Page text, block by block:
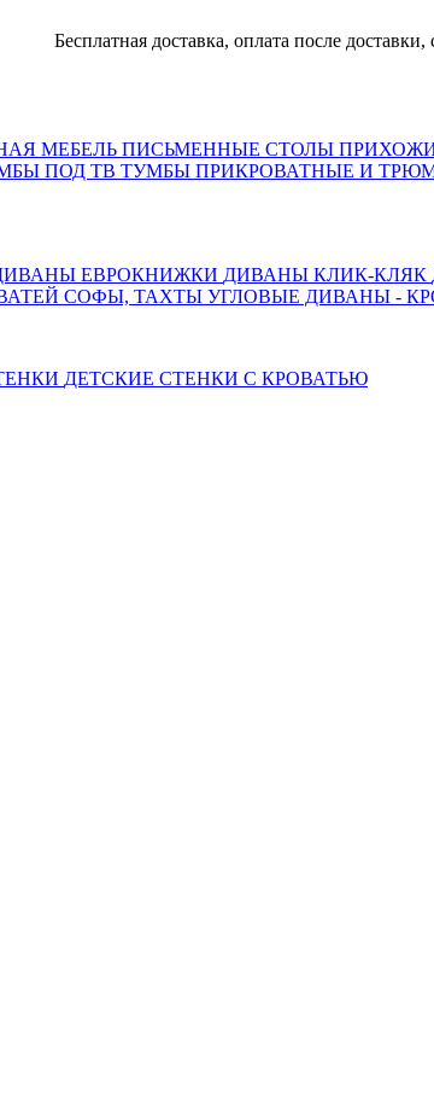
Бесплатная доставка, оплата после доставки, срок
МЕБЕЛЬ ПИСЬМЕННЫЕ СТОЛЫ
ПОД ТВ ТУМБЫ ПРИКРОВАТНЫЕ И
ЕВРОКНИЖКИ ДИВАНЫ КЛИК-КЛЯК
СОФЫ, ТАХТЫ УГЛОВЫЕ ДИВАНЫ -
ДЕТСКИЕ СТЕНКИ С КРОВАТЬЮ